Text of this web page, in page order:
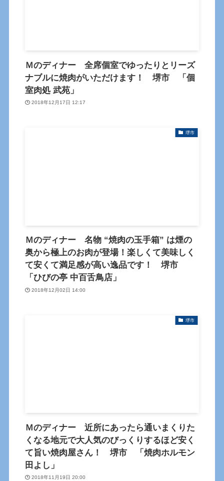
Ｍのディナー 全席個室でゆったりとリーズ
ナブルに焼肉がいただけます！ 堺市 「個
室肉処 武苑」
2018年12月17日 12:17
堺市
Ｍのディナー 名物 “焼肉の玉手箱” は煙の
奥から極上のお肉が登場！楽しくて美味しく
て安くて満足感が高い逸品です！ 堺市
「ひびの亭 中百舌鳥店」
2018年12月02日 14:00
堺市
Ｍのディナー 近所にあったら通いまくりた
くなる地元で大人気のびっくりするほど安く
て旨い焼肉屋さん！ 堺市 「焼肉ホルモン
田よし」
2018年11月19日 20:00